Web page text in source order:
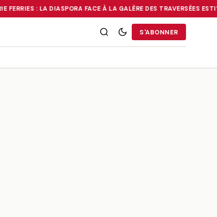
FERRIES : LA DIASPORA FACE À LA GALÈRE DES TRAVERSÉES
: LA DIASPORA FACE À LA GALÈRE DES TRAVERSÉES
S'ABONNER